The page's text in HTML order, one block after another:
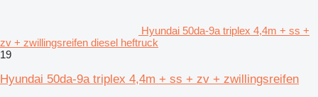
Hyundai 50da-9a triplex 4,4m + ss +
zv + zwillingsreifen diesel heftruck
19
Hyundai 50da-9a triplex 4,4m + ss + zv + zwillingsreifen